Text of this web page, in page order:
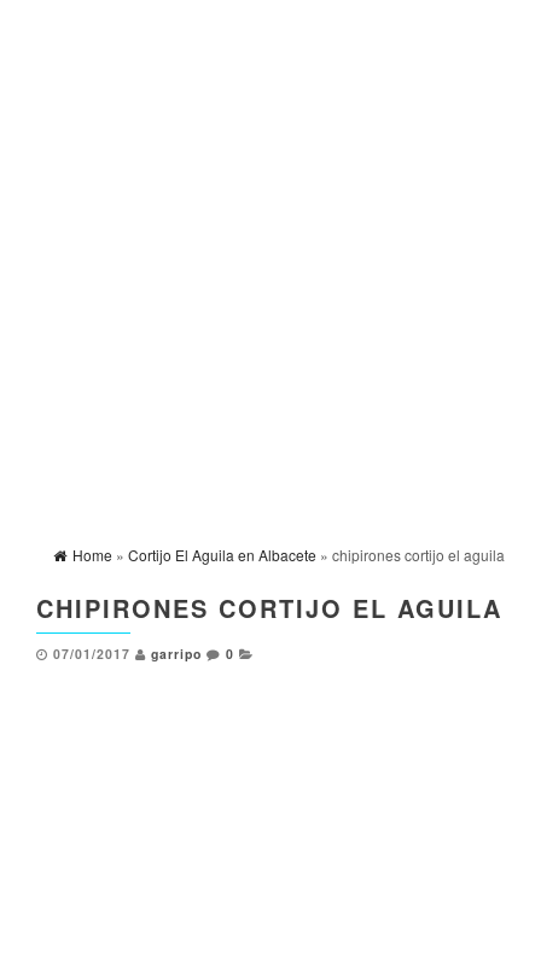
Home » Cortijo El Aguila en Albacete » chipirones cortijo el aguila
CHIPIRONES CORTIJO EL AGUILA
07/01/2017 garripo 0